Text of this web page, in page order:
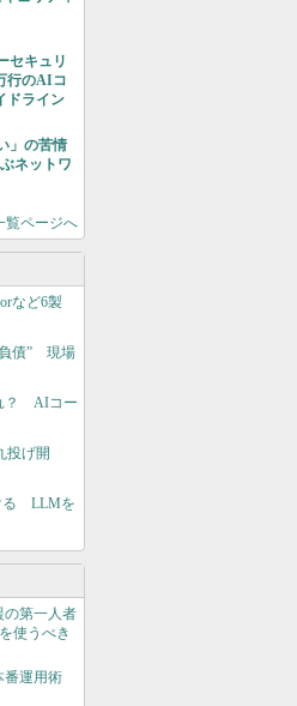
セキュリ
行のAIコ
ドライン
」の苦情
ネットワ
覧ページへ
など6製
債” 現場
？ AIコー
投げ開
る LLMを
の第一人者
使うべき
番運用術